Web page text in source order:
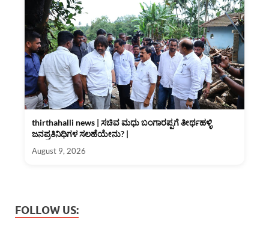
thirthahalli news | ಸಚಿವ ಮಧು ಬಂಗಾರಪ್ಪಗೆ ತೀರ್ಥಹಳ್ಳಿ
ಜನಪ್ರತಿನಿಧಿಗಳ ಸಲಹೆಯೇನು? |
August 9, 2026
FOLLOW US: